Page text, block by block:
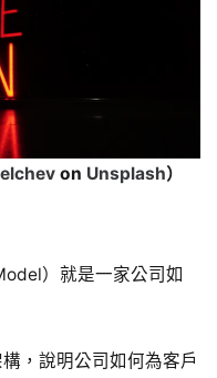
on Unsplash）
）就是一家公司如
，說明公司如何為客戶